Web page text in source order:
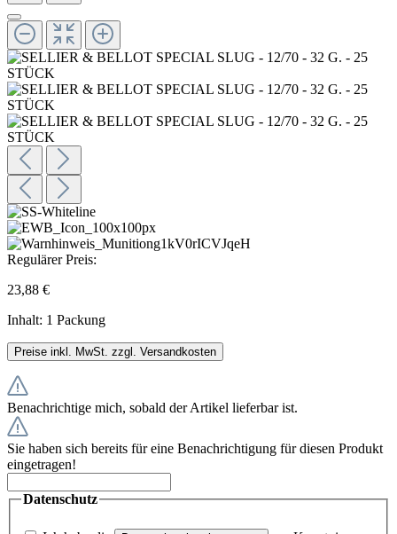
Regulärer Preis:
23,88 €
Inhalt: 1 Packung
Preise inkl. MwSt. zzgl. Versandkosten
Benachrichtige mich, sobald der Artikel lieferbar ist.
Sie haben sich bereits für eine Benachrichtigung für diesen Produkt
eingetragen!
Datenschutz